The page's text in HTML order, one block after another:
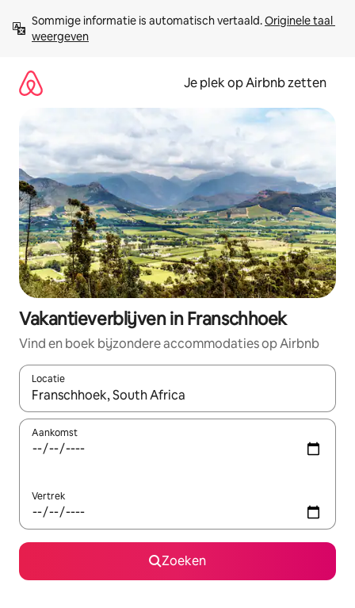
direct
naar
Sommige informatie is automatisch vertaald. Originele taal
weergeven
Je plek op Airbnb zetten
Vakantieverblijven in Franschhoek
Vind en boek bijzondere accommodaties op Airbnb
Locatie
Wanneer er resultaten beschikbaar zijn, maak je een keuze
Aankomst
Vertrek
Zoeken